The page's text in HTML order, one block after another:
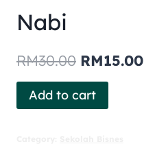
Nabi
RM30.00 RM15.00
Add to cart